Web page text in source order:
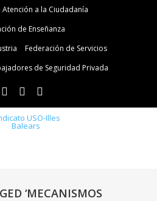
a la Ciudadanía
de Enseñanza
Federación de Servicios
de Seguridad Privada
‘MECANISMOS